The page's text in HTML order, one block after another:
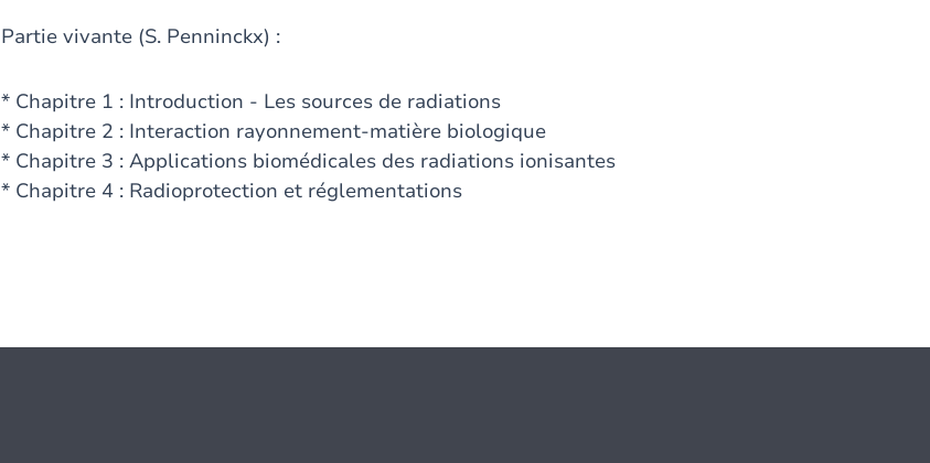
Partie vivante (S. Penninckx) :
* Chapitre 1 : Introduction - Les sources de radiations
* Chapitre 2 : Interaction rayonnement-matière biologique
* Chapitre 3 : Applications biomédicales des radiations ionisantes
* Chapitre 4 : Radioprotection et réglementations